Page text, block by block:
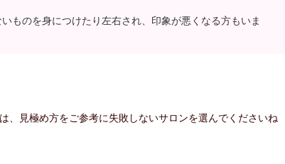
ものを身につけたり左右され、印象が悪くなる方もいま
、見極め方をご参考に失敗しないサロンを選んでくださいね